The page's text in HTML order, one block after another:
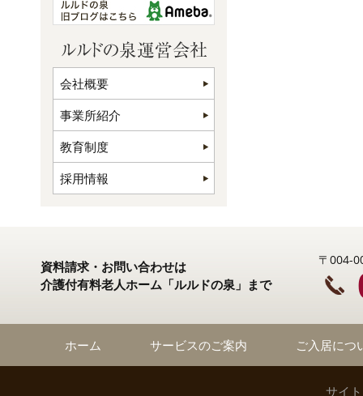
会社概要
事業所紹介
教育制度
採用情報
資料請求・お問い合わせは
介護付有料老人ホーム「ルルドの泉」まで
〒004-
ホーム サービスのご案内 ご入居につ
サイ